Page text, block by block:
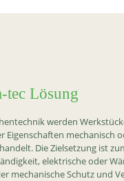
tec Lösung
werden
Eigenschaften mechanisch
Die Zielsetzung ist
elektrische oder
mechanische Schutz und